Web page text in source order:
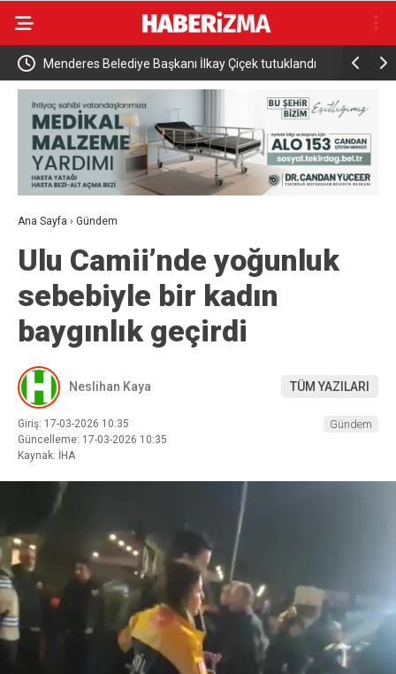
Bursa’da tarlalık alanı ateşe veren şüpheli yakalandı ABD,
yayınladı
Ana Sayfa › Gündem
Ulu Camii’nde yoğunluk
sebebiyle bir kadın
baygınlık geçirdi
Neslihan Kaya TÜM YAZILARI
Giriş: 17-03-2026 10:35
Güncelleme: 17-03-2026 10:35
Kaynak: İHA
Gündem